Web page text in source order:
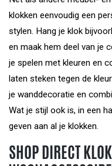
klokken eenvoudig een
stylen. Hang je klok
en maak hem deel van je
je spelen met kleuren en
laten steken tegen de
je wanddecoratie en
Wat je stijl ook is, in een
geven aan al je klokken.
SHOP DIRECT